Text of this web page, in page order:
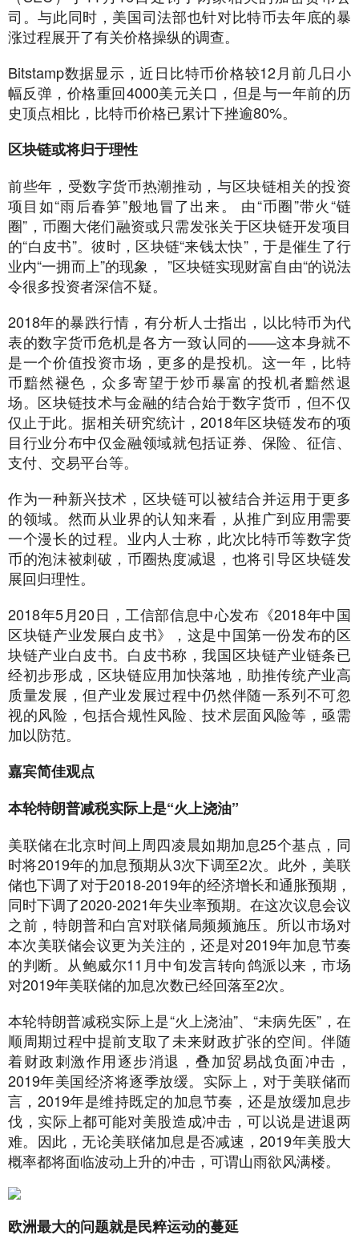
司。与此同时，美国司法部也针对比特币去年底的暴
涨过程展开了有关价格操纵的调查。
Bitstamp数据显示，近日比特币价格较12月前几日小
幅反弹，价格重回4000美元关口，但是与一年前的历
史顶点相比，比特币价格已累计下挫逾80%。
区块链或将归于理性
前些年，受数字货币热潮推动，与区块链相关的投资
项目如“雨后春笋”般地冒了出来。 由“币圈”带火“链
圈”，币圈大佬们融资或只需发张关于区块链开发项目
的“白皮书”。彼时，区块链“来钱太快”，于是催生了行
业内“一拥而上”的现象， ”区块链实现财富自由“的说法
令很多投资者深信不疑。
2018年的暴跌行情，有分析人士指出，以比特币为代
表的数字货币危机是各方一致认同的——这本身就不
是一个价值投资市场，更多的是投机。这一年，比特
币黯然褪色，众多寄望于炒币暴富的投机者黯然退
场。区块链技术与金融的结合始于数字货币，但不仅
仅止于此。据相关研究统计，2018年区块链发布的项
目行业分布中仅金融领域就包括证券、保险、征信、
支付、交易平台等。
作为一种新兴技术，区块链可以被结合并运用于更多
的领域。然而从业界的认知来看，从推广到应用需要
一个漫长的过程。业内人士称，此次比特币等数字货
币的泡沫被刺破，币圈热度减退，也将引导区块链发
展回归理性。
2018年5月20日，工信部信息中心发布《2018年中国
区块链产业发展白皮书》，这是中国第一份发布的区
块链产业白皮书。白皮书称，我国区块链产业链条已
经初步形成，区块链应用加快落地，助推传统产业高
质量发展，但产业发展过程中仍然伴随一系列不可忽
视的风险，包括合规性风险、技术层面风险等，亟需
加以防范。
嘉宾简佳观点
本轮特朗普减税实际上是“火上浇油”
美联储在北京时间上周四凌晨如期加息25个基点，同
时将2019年的加息预期从3次下调至2次。此外，美联
储也下调了对于2018-2019年的经济增长和通胀预期，
同时下调了2020-2021年失业率预期。在这次议息会议
之前，特朗普和白宫对联储局频频施压。所以市场对
本次美联储会议更为关注的，还是对2019年加息节奏
的判断。从鲍威尔11月中旬发言转向鸽派以来，市场
对2019年美联储的加息次数已经回落至2次。
本轮特朗普减税实际上是“火上浇油”、“未病先医”，在
顺周期过程中提前支取了未来财政扩张的空间。伴随
着财政刺激作用逐步消退，叠加贸易战负面冲击，
2019年美国经济将逐季放缓。实际上，对于美联储而
言，2019年是维持既定的加息节奏，还是放缓加息步
伐，实际上都可能对美股造成冲击，可以说是进退两
难。因此，无论美联储加息是否减速，2019年美股大
概率都将面临波动上升的冲击，可谓山雨欲风满楼。
欧洲最大的问题就是民粹运动的蔓延